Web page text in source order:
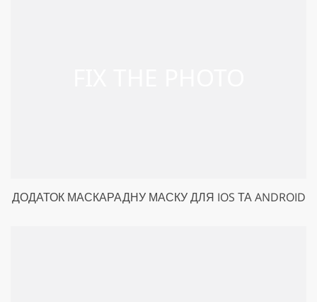
ДОДАТОК МАСКАРАДНУ МАСКУ ДЛЯ IOS ТА ANDROID